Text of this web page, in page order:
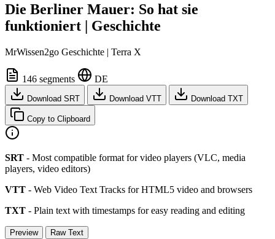
Die Berliner Mauer: So hat sie
funktioniert | Geschichte
MrWissen2go Geschichte | Terra X
146 segments DE
Download SRT Download VTT Download TXT
Copy to Clipboard
SRT - Most compatible format for video players (VLC, media
players, video editors)
VTT - Web Video Text Tracks for HTML5 video and browsers
TXT - Plain text with timestamps for easy reading and editing
Preview Raw Text